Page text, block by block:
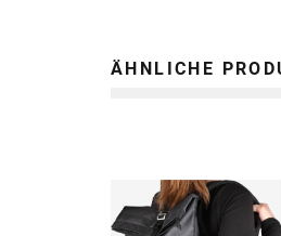
ÄHNLICHE